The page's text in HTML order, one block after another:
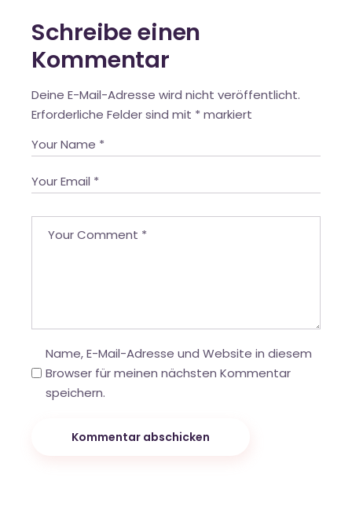
Schreibe einen
Kommentar
Deine E-Mail-Adresse wird nicht veröffentlicht.
Erforderliche Felder sind mit * markiert
Name, E-Mail-Adresse und Website in diesem
Browser für meinen nächsten Kommentar
speichern.
Kommentar abschicken